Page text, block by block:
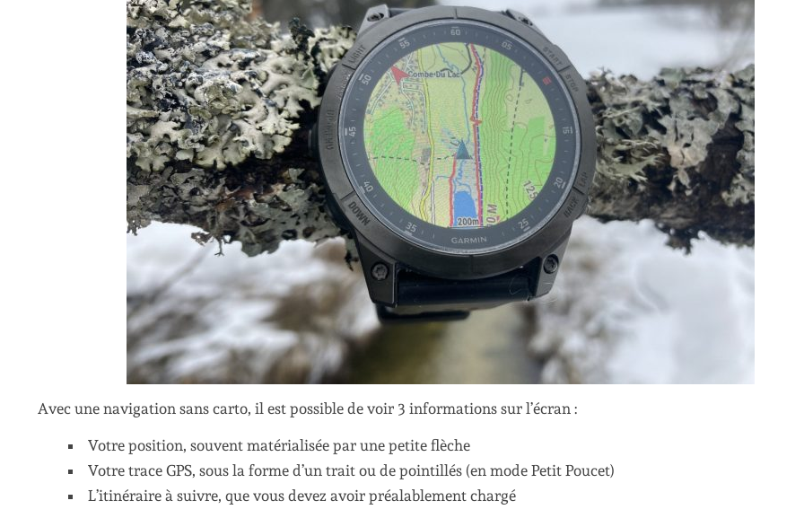
Avec une navigation sans carto, il est possible de voir 3 informations sur l’écran :
Votre position, souvent matérialisée par une petite flèche
Votre trace GPS, sous la forme d’un trait ou de pointillés (en mode Petit Poucet)
L’itinéraire à suivre, que vous devez avoir préalablement chargé